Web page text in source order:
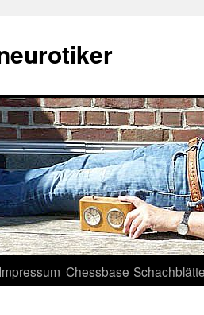
Impressum Chessbase